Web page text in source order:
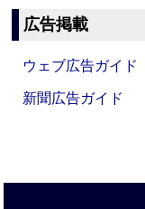
広告掲載
ウェブ広告ガイド
新聞広告ガイド